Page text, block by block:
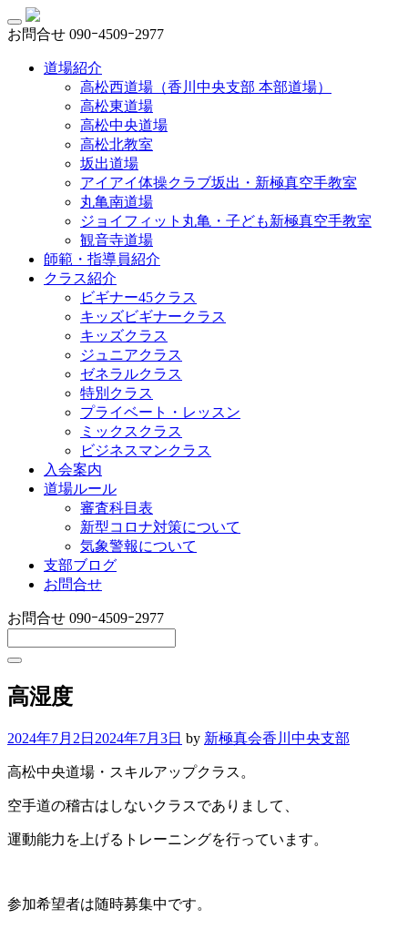
お問合せ 090ｰ4509ｰ2977
道場紹介
高松西道場（香川中央支部 本部道場）
高松東道場
高松中央道場
高松北教室
坂出道場
アイアイ体操クラブ坂出・新極真空手教室
丸亀南道場
ジョイフィット丸亀・子ども新極真空手教室
観音寺道場
師範・指導員紹介
クラス紹介
ビギナー45クラス
キッズビギナークラス
キッズクラス
ジュニアクラス
ゼネラルクラス
特別クラス
プライベート・レッスン
ミックスクラス
ビジネスマンクラス
入会案内
道場ルール
審査科目表
新型コロナ対策について
気象警報について
支部ブログ
お問合せ
お問合せ 090ｰ4509ｰ2977
高湿度
2024年7月2日 2024年7月3日 by 新極真会香川中央支部
高松中央道場・スキルアップクラス。
空手道の稽古はしないクラスでありまして、
運動能力を上げるトレーニングを行っています。
参加希望者は随時募集中です。